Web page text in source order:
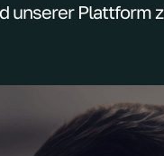
unserer Plattform